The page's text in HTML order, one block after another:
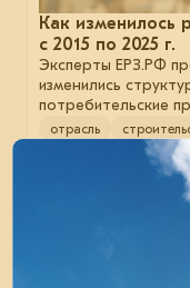
Как изменилось
с 2015 по 2025 г.
Эксперты ЕРЗ.РФ
изменились
потребительские
отрасль